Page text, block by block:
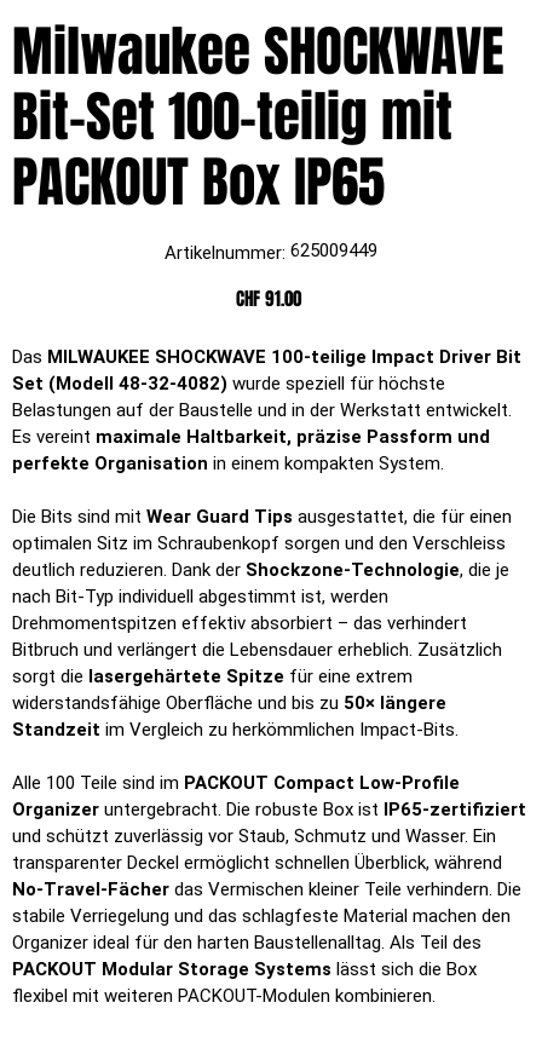
Milwaukee SHOCKWAVE
Bit-Set 100-teilig mit
PACKOUT Box IP65
Artikelnummer: Artikelnummer:
625009449
625009449
Preis
CHF 91.00
Das MILWAUKEE SHOCKWAVE 100-teilige Impact Driver Bit
Set (Modell 48-32-4082) wurde speziell für höchste
Belastungen auf der Baustelle und in der Werkstatt entwickelt.
Es vereint maximale Haltbarkeit, präzise Passform und
perfekte Organisation in einem kompakten System.
Die Bits sind mit Wear Guard Tips ausgestattet, die für einen
optimalen Sitz im Schraubenkopf sorgen und den Verschleiss
deutlich reduzieren. Dank der Shockzone-Technologie, die je
nach Bit-Typ individuell abgestimmt ist, werden
Drehmomentspitzen effektiv absorbiert – das verhindert
Bitbruch und verlängert die Lebensdauer erheblich. Zusätzlich
sorgt die lasergehärtete Spitze für eine extrem
widerstandsfähige Oberfläche und bis zu 50× längere
Standzeit im Vergleich zu herkömmlichen Impact-Bits.
Alle 100 Teile sind im PACKOUT Compact Low-Profile
Organizer untergebracht. Die robuste Box ist IP65-zertifiziert
und schützt zuverlässig vor Staub, Schmutz und Wasser. Ein
transparenter Deckel ermöglicht schnellen Überblick, während
No-Travel-Fächer das Vermischen kleiner Teile verhindern. Die
stabile Verriegelung und das schlagfeste Material machen den
Organizer ideal für den harten Baustellenalltag. Als Teil des
PACKOUT Modular Storage Systems lässt sich die Box
flexibel mit weiteren PACKOUT-Modulen kombinieren.